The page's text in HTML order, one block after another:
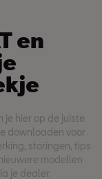
en
je hier op de juiste
downloaden voor
storingen, tips
modellen
je dealer.